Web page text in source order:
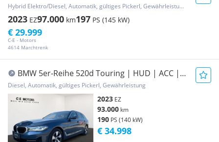
Hybrid Elektro/Diesel, Automatik, gültiges Pickerl, Gewährleistung, Garantie
2023 EZ97.000 km197 PS (145 kW)
C-E - Motors
4614 Marchtrenk
€ 29.999
BMW 5er-Reihe 520d Touring | HUD | ACC |
SPUR | H&K
Diesel, Automatik, gültiges Pickerl, Gewährleistung
2023 EZ
93.000 km
190 PS (140 kW)
€ 34.998